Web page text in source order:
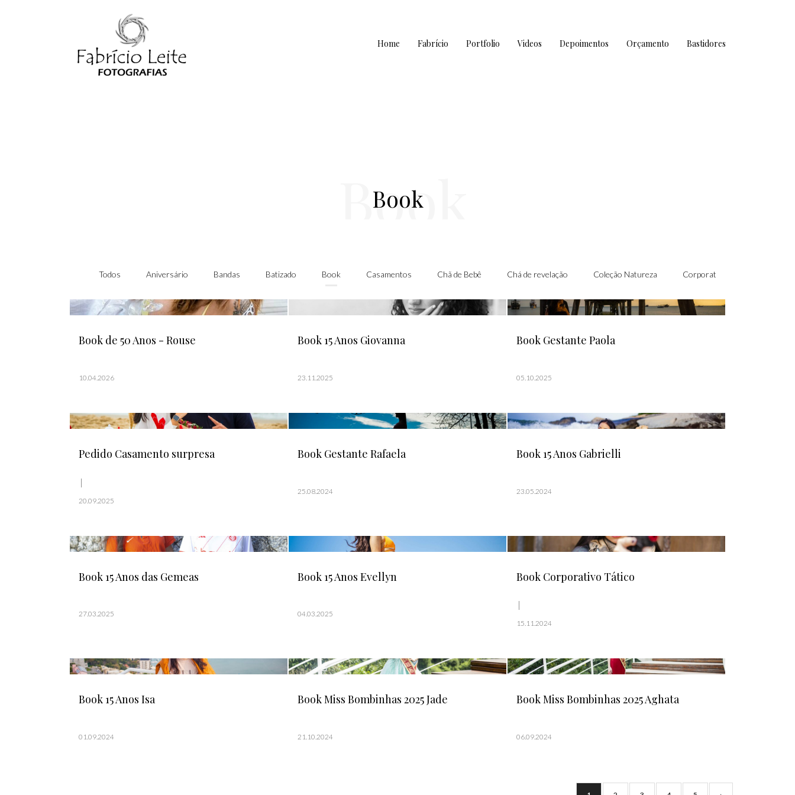
Home Fabrício Portfolio Videos Depoimentos Orçamento Bastidores
Book
Book
Todos Aniversário Bandas Batizado Book Casamentos Chã de Bebê Chá de revelação Coleção Natureza Corporativo
Book de 50 Anos - Rouse
10.04.2026
Book 15 Anos Giovanna
23.11.2025
Book Gestante Paola
05.10.2025
Pedido Casamento surpresa
20.09.2025
Book Gestante Rafaela
25.08.2024
Book 15 Anos Gabrielli
23.05.2024
Book 15 Anos das Gemeas
27.03.2025
Book 15 Anos Evellyn
04.03.2025
Book Corporativo Tático
15.11.2024
Book 15 Anos Isa
01.09.2024
Book Miss Bombinhas 2025 Jade
21.10.2024
Book Miss Bombinhas 2025 Aghata
06.09.2024